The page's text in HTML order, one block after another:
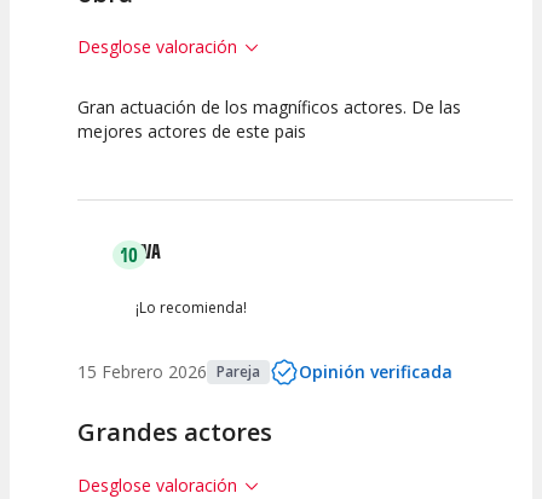
Desglose valoración
7.5 7.5 7.5
Gran actuación de los magníficos actores. De las
mejores actores de este pais
10EVA
¡Lo recomienda!
15 Febrero 2026 Pareja Opinión verificada
Grandes actores
Desglose valoración